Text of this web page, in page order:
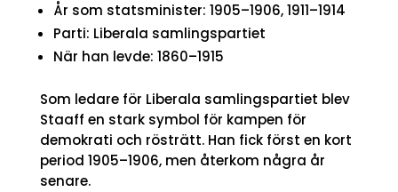
År som statsminister: 1905–1906, 1911–1914
Parti: Liberala samlingspartiet
När han levde: 1860–1915
Som ledare för Liberala samlingspartiet blev
Staaff en stark symbol för kampen för
demokrati och rösträtt. Han fick först en kort
period 1905–1906, men återkom några år
senare.